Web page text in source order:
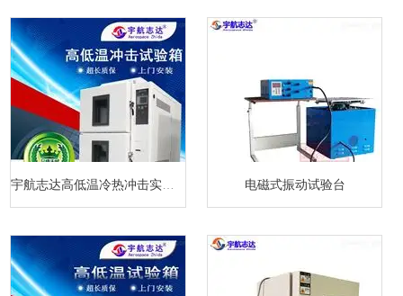
电磁式振动试验台